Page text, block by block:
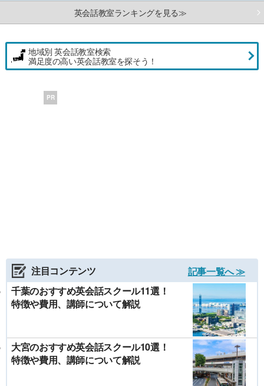
英会話教室ランキングを見る≫
地域別 英会話教室検索
満足度の高い英会話教室を探そう！
PR
注目コンテンツ
記事一覧へ ≫
千葉のおすすめ英会話スクール11選！
特徴や費用、講師について解説
大宮のおすすめ英会話スクール10選！
特徴や費用、講師について解説